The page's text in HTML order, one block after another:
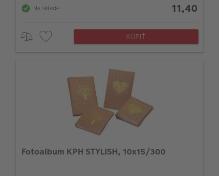
Na sklade
11,40
KÚPIŤ
Fotoalbum KPH STYLISH, 10x15/300